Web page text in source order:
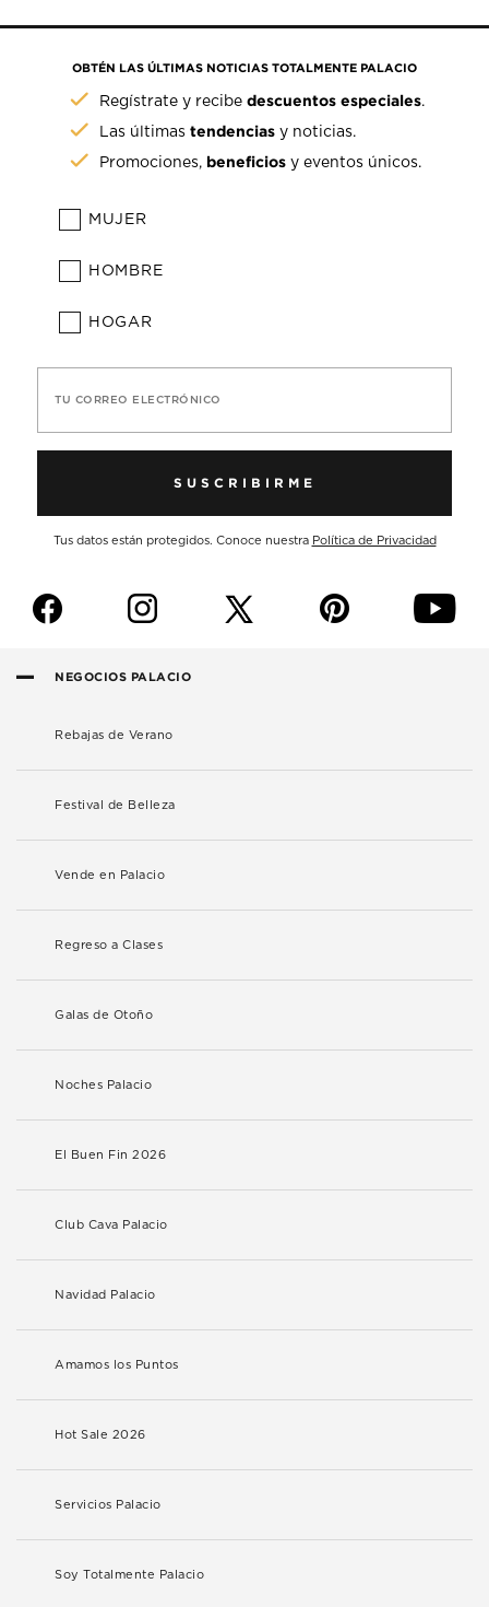
OBTÉN LAS ÚLTIMAS NOTICIAS TOTALMENTE PALACIO
Regístrate y recibedescuentos especiales.
Las últimastendencias y noticias.
Promociones, beneficios y eventos únicos.
MUJER
HOMBRE
HOGAR
TU CORREO ELECTRÓNICO
SUSCRIBIRME
Tus datos están protegidos. Conoce nuestra Política de Privacidad
f i p y
NEGOCIOS PALACIO
Rebajas de Verano
Festival de Belleza
Vende en Palacio
Regreso a Clases
Galas de Otoño
Noches Palacio
El Buen Fin 2026
Club Cava Palacio
Navidad Palacio
Amamos los Puntos
Hot Sale 2026
Servicios Palacio
Soy Totalmente Palacio